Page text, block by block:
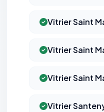
Vitrier Saint
Vitrier Saint
Vitrier Saint
Vitrier